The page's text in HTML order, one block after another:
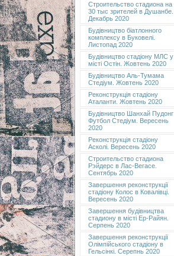
Строительство стадиона на
30 тыс зрителей в Душанбе.
Декабрь 2020
Будівництво біатлонного
комплексу в Буковелі.
Листопад 2020
Будівництво стадіону МЛС у
місті Остін. Жовтень 2020
Будівництво Аль-Тумама
Стедіум. Жовтень 2020
Реконструкція стадіону
Аталанти. Жовтень 2020
Будівництво Шанхай Пудонг
Футбол Стедіум. Вересень
2020
Реконструкція стадіону
Асколі. Вересень 2020
Строительство стадиона
Рэйдерс в Лас-Вегасе.
Сентябрь 2020
Завершення реконструкції
стадіону Колос в Ковалівці.
Вересень 2020
Завершення будівництва
стадиону в місті Ер-Райян.
Серпень 2020
Завершення реконструкції
Олімпійського стадіону в
Гельсінкі. Серепнь 2020